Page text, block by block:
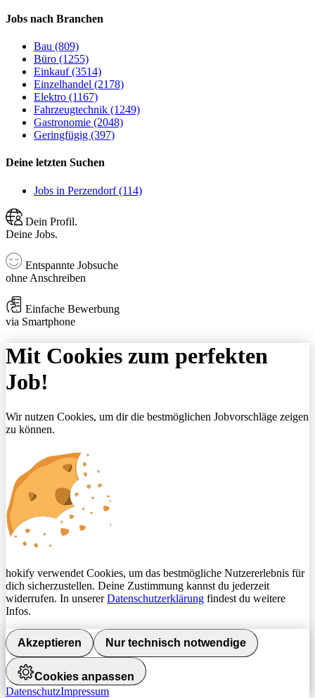
Jobs nach Branchen
Bau (809)
Büro (1255)
Einkauf (3514)
Einzelhandel (2178)
Elektro (1167)
Fahrzeugtechnik (1249)
Gastronomie (2048)
Geringfügig (397)
Deine letzten Suchen
Jobs in Perzendorf (114)
Dein Profil.
Deine Jobs.
Entspannte Jobsuche
ohne Anschreiben
Einfache Bewerbung
via Smartphone
Mit Cookies zum perfekten
Job!
Wir nutzen Cookies, um dir die bestmöglichen Jobvorschläge zeigen
zu können.
hokify verwendet Cookies, um das bestmögliche Nutzererlebnis für
dich sicherzustellen. Deine Zustimmung kannst du jederzeit
widerrufen. In unsererDatenschutzerklärung findest du weitere
Infos.
Akzeptieren Nur technisch notwendige
Cookies anpassen
DatenschutzImpressum